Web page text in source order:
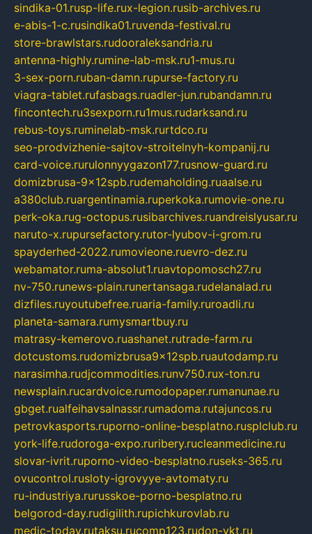
sindika-01.rusp-life.rux-legion.rusib-archives.ru
e-abis-1-c.rusindika01.ruvenda-festival.ru
store-brawlstars.rudooraleksandria.ru
antenna-highly.rumine-lab-msk.ru1-mus.ru
3-sex-porn.ruban-damn.rupurse-factory.ru
viagra-tablet.rufasbags.ruadler-jun.rubandamn.ru
fincontech.ru3sexporn.ru1mus.rudarksand.ru
rebus-toys.ruminelab-msk.rurtdco.ru
seo-prodvizhenie-sajtov-stroitelnyh-kompanij.ru
card-voice.rurulonnyygazon177.rusnow-guard.ru
domizbrusa-9x12spb.rudemaholding.ruaalse.ru
a380club.ruargentinamia.ruperkoka.rumovie-one.ru
perk-oka.rug-octopus.rusibarchives.ruandreislyusar.ru
naruto-x.rupursefactory.rutor-lyubov-i-grom.ru
spayderhed-2022.rumovieone.ruevro-dez.ru
webamator.ruma-absolut1.ruavtopomosch27.ru
nv-750.runews-plain.runertansaga.rudelanalad.ru
dizfiles.ruyoutubefree.ruaria-family.ruroadli.ru
planeta-samara.rumysmartbuy.ru
matrasy-kemerovo.ruashanet.rutrade-farm.ru
dotcustoms.rudomizbrusa9x12spb.ruautodamp.ru
narasimha.rudjcommodities.runv750.rux-ton.ru
newsplain.rucardvoice.rumodopaper.rumanunae.ru
gbget.rualfeihavsalnassr.rumadoma.rutajuncos.ru
petrovkasports.ruporno-online-besplatno.rusplclub.ru
york-life.rudoroga-expo.ruribery.rucleanmedicine.ru
slovar-ivrit.ruporno-video-besplatno.ruseks-365.ru
ovucontrol.rusloty-igrovyye-avtomaty.ru
ru-industriya.rurusskoe-porno-besplatno.ru
belgorod-day.rudigilith.rupichkurovlab.ru
medic-today.rutaksu.rucomp123.rudon-ykt.ru